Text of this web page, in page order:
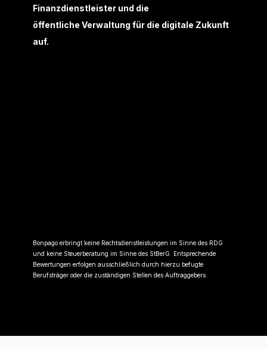
Finanzdienstleister und die
öffentliche Verwaltung für die digitale Zukunft
auf.
Bonpago erbringt keine Rechtsdienstleistungen im Sinne des RDG
und keine Steuerberatung im Sinne des StBerG. Entsprechende
Bewertungen erfolgen ausschließlich durch hierzu befugte
Berufsträger oder die zuständigen Stellen des Auftraggebers.